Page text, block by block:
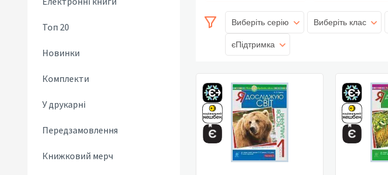
Топ 20
Новинки
Комплекти
У друкарні
Передзамовлення
Книжковий мерч
Виберіть серію Виберіть клас
єПідтримка